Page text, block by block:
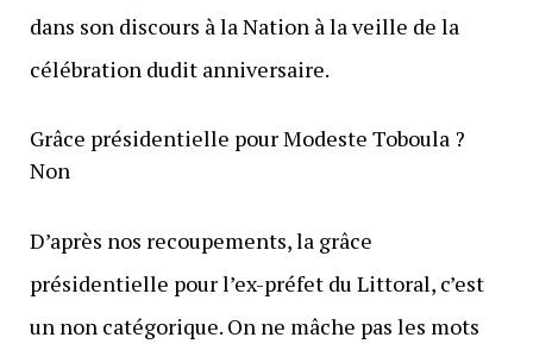
dans son discours à la Nation à la veille de la
célébration dudit anniversaire.
Grâce présidentielle pour Modeste Toboula ?
Non
D’après nos recoupements, la grâce
présidentielle pour l’ex-préfet du Littoral, c’est
un non catégorique. On ne mâche pas les mots